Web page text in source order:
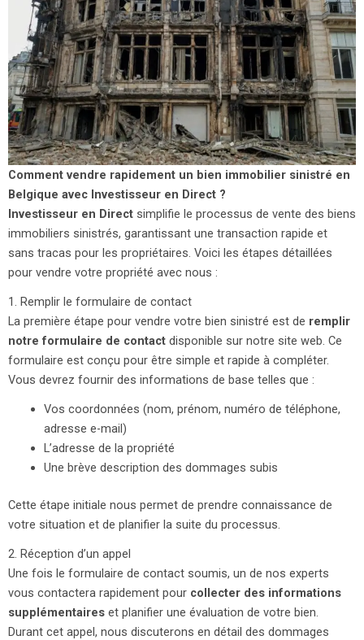
Comment vendre rapidement un bien immobilier sinistré en
Belgique avec Investisseur en Direct ?
Investisseur en Direct simplifie le processus de vente des biens
immobiliers sinistrés, garantissant une transaction rapide et
sans tracas pour les propriétaires. Voici les étapes détaillées
pour vendre votre propriété avec nous :
1. Remplir le formulaire de contact
La première étape pour vendre votre bien sinistré est de remplir
notre formulaire de contact disponible sur notre site web. Ce
formulaire est conçu pour être simple et rapide à compléter.
Vous devrez fournir des informations de base telles que :
Vos coordonnées (nom, prénom, numéro de téléphone,
adresse e-mail)
L’adresse de la propriété
Une brève description des dommages subis
Cette étape initiale nous permet de prendre connaissance de
votre situation et de planifier la suite du processus.
2. Réception d’un appel
Une fois le formulaire de contact soumis, un de nos experts
vous contactera rapidement pour collecter des informations
supplémentaires et planifier une évaluation de votre bien.
Durant cet appel, nous discuterons en détail des dommages